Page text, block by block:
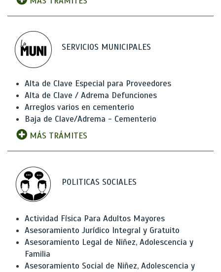
SERVICIOS MUNICIPALES
Alta de Clave Especial para Proveedores
Alta de Clave / Adrema Defunciones
Arreglos varios en cementerio
Baja de Clave/Adrema - Cementerio
MÁS TRÁMITES
POLITICAS SOCIALES
Actividad Física Para Adultos Mayores
Asesoramiento Jurídico Integral y Gratuito
Asesoramiento Legal de Niñez, Adolescencia y
Familia
Asesoramiento Social de Niñez, Adolescencia y